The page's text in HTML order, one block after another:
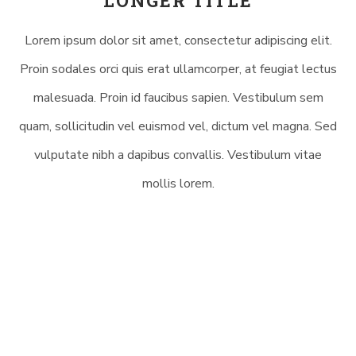
Lorem ipsum dolor sit amet, consectetur adipiscing elit.
Proin sodales orci quis erat ullamcorper, at feugiat lectus
malesuada. Proin id faucibus sapien. Vestibulum sem
quam, sollicitudin vel euismod vel, dictum vel magna. Sed
vulputate nibh a dapibus convallis. Vestibulum vitae
mollis lorem.